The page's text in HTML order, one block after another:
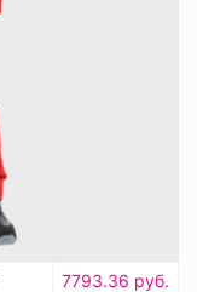
7793.36 руб.